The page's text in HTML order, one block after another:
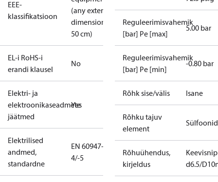
EEE-
klassifikatsioon
(any external
dimension <
50 cm)
EL-i RoHS-i
erandi klausel
No
Elektri- ja
elektroonikaseadmete
jäätmed
Yes
Elektrilised
andmed,
standardne
EN 60947-
4/-5
Reguleerimisvahemik
[bar] Pe [max]
5.00 bar
Reguleerimisvahemik
[bar] Pe [min]
-0.80 bar
Rõhk sise/välis Isane
Rõhku tajuv
element
Sülfoonid
Rõhuühendus,
kirjeldus
d6.5/